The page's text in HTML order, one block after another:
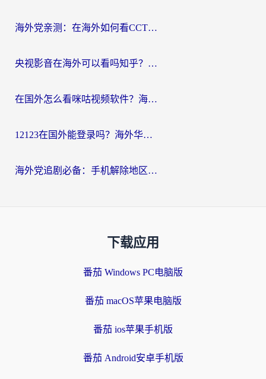
海外党亲测：在海外如何看CCTV？告别“仅限大陆播放”的实用指南
央视影音在海外可以看吗知乎？留学生亲测：3步解决地域限制+追剧自由
在国外怎么看咪咕视频软件？海外党亲测有效的回国加速方案
12123在国外能登录吗？海外华人必看的回国加速实用指南
海外党追剧必备：手机解除地区限制app怎么选？解决央视视频&国内剧地区限制全指南
下载应用
番茄 Windows PC电脑版
番茄 macOS苹果电脑版
番茄 ios苹果手机版
番茄 Android安卓手机版